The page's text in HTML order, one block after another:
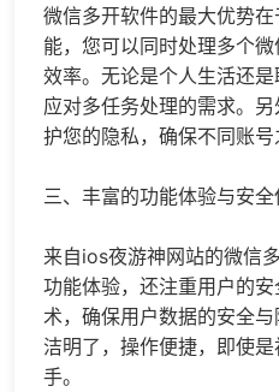
微信多开软件的最大优势
能，您可以同时处理多个
效率。无论是个人生活还
应对多任务处理的需求。
护您的隐私，确保不同账号
三、丰富的功能体验与安全
来自ios夜游神网站的微信
功能体验，还注重用户的
术，确保用户数据的安全
洁明了，操作便捷，即使
手。